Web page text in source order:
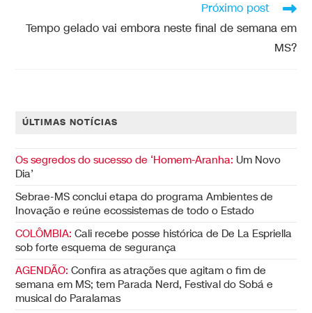
Próximo post
Tempo gelado vai embora neste final de semana em
MS?
ÚLTIMAS NOTÍCIAS
Os segredos do sucesso de ‘Homem-Aranha: Um Novo
Dia’
Sebrae-MS conclui etapa do programa Ambientes de
Inovação e reúne ecossistemas de todo o Estado
COLÔMBIA: Cali recebe posse histórica de De La Espriella
sob forte esquema de segurança
AGENDÃO: Confira as atrações que agitam o fim de
semana em MS; tem Parada Nerd, Festival do Sobá e
musical do Paralamas